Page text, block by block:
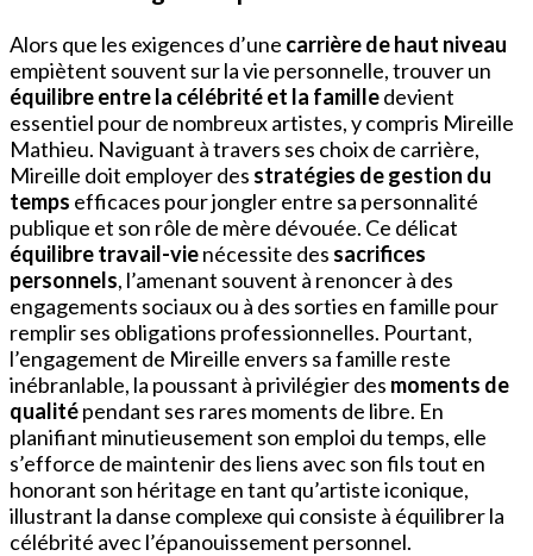
Alors que les exigences d’une carrière de haut niveau
empiètent souvent sur la vie personnelle, trouver un
équilibre entre la célébrité et la familledevient
essentiel pour de nombreux artistes, y compris Mireille
Mathieu. Naviguant à travers ses choix de carrière,
Mireille doit employer des stratégies de gestion du
temps efficaces pour jongler entre sa personnalité
publique et son rôle de mère dévouée. Ce délicat
équilibre travail-vienécessite des sacrifices
personnels, l’amenant souvent à renoncer à des
engagements sociaux ou à des sorties en famille pour
remplir ses obligations professionnelles. Pourtant,
l’engagement de Mireille envers sa famille reste
inébranlable, la poussant à privilégier des moments de
qualitépendant ses rares moments de libre. En
planifiant minutieusement son emploi du temps, elle
s’efforce de maintenir des liens avec son fils tout en
honorant son héritage en tant qu’artiste iconique,
illustrant la danse complexe qui consiste à équilibrer la
célébrité avec l’épanouissement personnel.